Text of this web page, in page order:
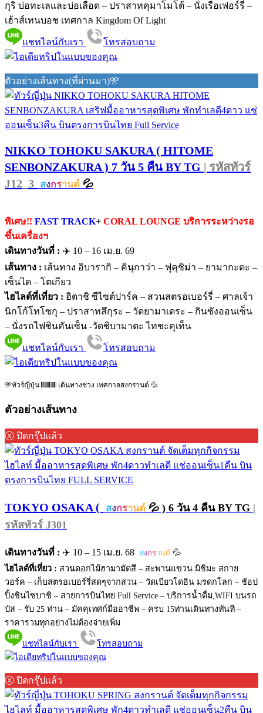
กุริ บ่อทะเลและบ่อเลือด – ปราสาทคุมาโมโต้ – นั่งเรือเฟอร์รี่ –
เฮ้าส์เทนบอช เทศกาล Kingdom Of Light
แชทไลน์กับเรา โทรสอบถาม
ตัวอย่างเส้นทาง(ที่ผ่านมา)🎌
NIKKO TOHOKU SAKURA ( HITOME
SENBONZAKURA ) 7 วัน 5 คืน BY TG | รหัสทัวร์
J12_3
สงกรานต์ 💦
พิเศษ!! FAST TRACK+ CORAL LOUNGE บริการระหว่างรอ
ขึ้นเครื่องฯ
เดินทางวันที่ : ✈️ 10 – 16 เม.ย. 69
เส้นทาง : เส้นทาง อิบารากิ – คินุกาว่า – ฟุคุชิม่า – ยามากะตะ –
เซ็นได – โตเกียว
ไฮไลต์ที่เที่ยว : ฮิตาชิ ซีไซต์ปาร์ค – สวนสตรอเบอร์รี่ – ศาลเจ้า
นิกโก้โทโซกุ – ปราสาทสึกุระ – วัดยามาเดระ – กินซังออนเซ็น
– นั่งรถไฟชินคันเซ็น -วัดชิบามาตะ ไทชะคุเท็น
แชทไลน์กับเรา โทรสอบถาม
🎌ทัวร์ญี่ปุ่น 𝄃𝄃𝄂𝄂𝄀𝄁𝄃𝄂𝄂𝄃 เดินทางช่วง เทศกาลสงกรานต์ 💦
ตัวอย่างเส้นทาง
ⓧ ปิดกรุ๊ปแล้ว
TOKYO OSAKA ( สงกรานต์ 💦 ) 6 วัน 4 คืน BY TG |
รหัสทัวร์ J301
เดินทางวันที่ : ✈️ 10 – 15 เม.ย. 68 สงกรานต์ 💦
ไฮไลต์ที่เที่ยว : สวนดอกไม้ฮามามัตสึ – สะพานแขวน มิชิมะ สกาย
วอร์ค – เก็บสตรอเบอร์รี่สดๆจากสวน – วัดเบียวโดอิน มรดกโลก – ช้อป
ปิ้งชินไซบาชิ – สายการบินไทย Full Service – บริการน้ำดื่ม,WIFI บนรถ
บัส – รับ 25 ท่าน – มัคคุเทศก์มืออาชีพ – ครบ 15ท่านเดินทางทันที –
ราคารวมทุกอย่างไม่ต้องจ่ายเพิ่ม
แชทไลน์กับเรา โทรสอบถาม
ⓧ ปิดกรุ๊ปแล้ว